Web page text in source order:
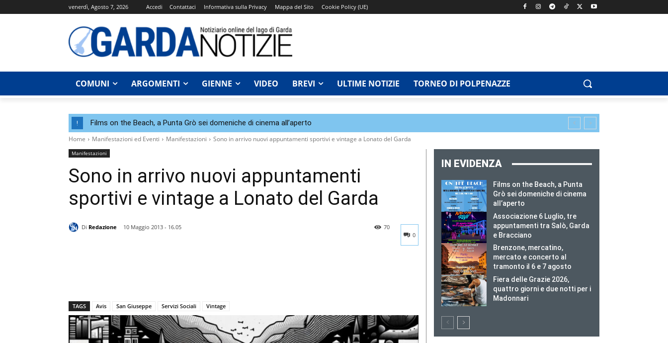
venerdì, Agosto 7, 2026 Accedi Contattaci Informativa sulla Privacy Mappa del Sito Cookie Policy (UE)
COMUNI ARGOMENTI GIENNE VIDEO BREVI ULTIME NOTIZIE TORNEO DI POLPENAZZE
! Films on the Beach, a Punta Grò sei domeniche di cinema all’aperto
Home Manifestazioni ed Eventi Manifestazioni Sono in arrivo nuovi appuntamenti sportivi e vintage a Lonato del Garda
Manifestazioni
Sono in arrivo nuovi appuntamenti
sportivi e vintage a Lonato del Garda
Di Redazione
10 Maggio 2013 - 16.05
0
70
TAGS Avis San Giuseppe Servizi Sociali Vintage
IN EVIDENZA
Films on the Beach, a Punta
Grò sei domeniche di cinema
all’aperto
Associazione 6 Luglio, tre
appuntamenti tra Salò, Garda
e Bracciano
Brenzone, mercatino,
mercato e concerto al
tramonto il 6 e 7 agosto
Fiera delle Grazie 2026,
quattro giorni e due notti per i
Madonnari